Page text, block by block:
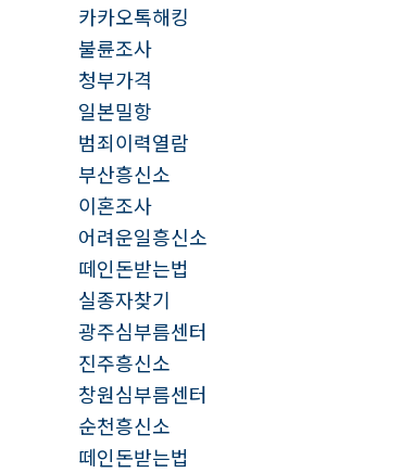
카카오톡해킹
불륜조사
청부가격
일본밀항
범죄이력열람
부산흥신소
이혼조사
어려운일흥신소
떼인돈받는법
실종자찾기
광주심부름센터
진주흥신소
창원심부름센터
순천흥신소
떼인돈받는법